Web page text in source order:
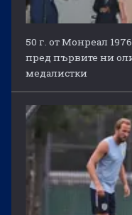
50 г. от Монреал
пред първите ни
медалистки